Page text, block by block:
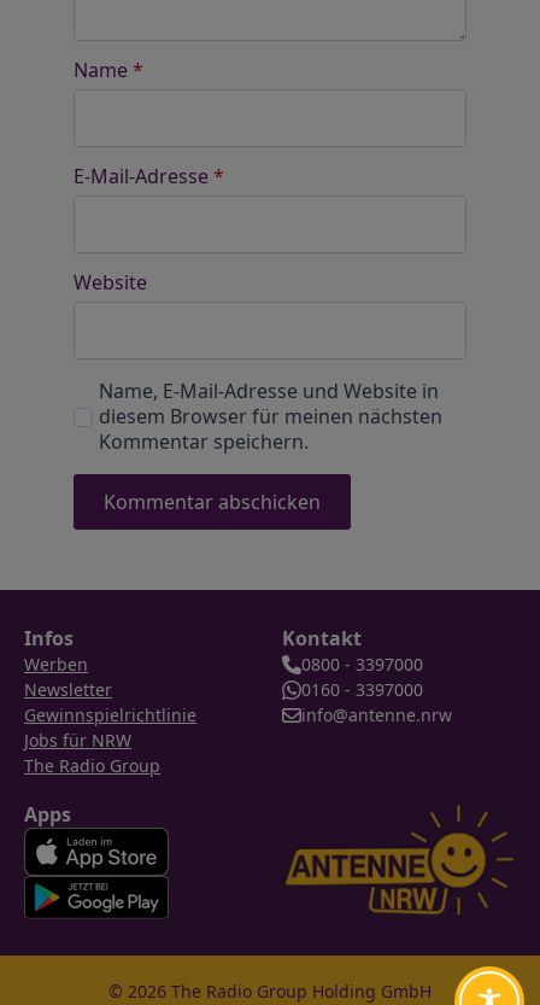
Name *
E-Mail-Adresse *
Website
Name, E-Mail-Adresse und Website in
diesem Browser für meinen nächsten
Kommentar speichern.
Infos
Werben
Newsletter
Gewinnspielrichtlinie
Jobs für NRW
The Radio Group
Kontakt
0800 - 3397000
0160 - 3397000
info@antenne.nrw
Apps
© 2026 The Radio Group Holding GmbH